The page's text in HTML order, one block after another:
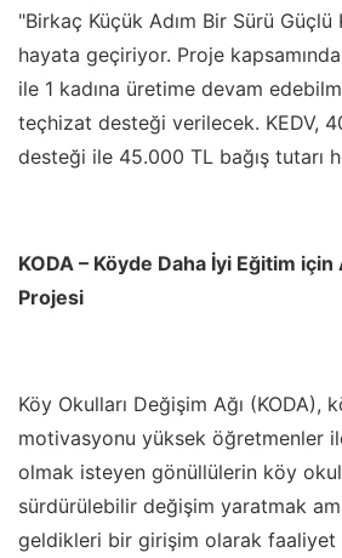
"Birkaç Küçük Adım Bir Sürü Güçlü
hayata geçiriyor. Proje
ile 1 kadına üretime devam
teçhizat desteği verilecek. KEDV, 40
desteği ile 45.000 TL bağış tutarı
KODA – Köyde Daha İyi Eğitim için
Projesi
Köy Okulları Değişim Ağı (KODA),
motivasyonu yüksek öğretmenler
olmak isteyen gönüllülerin köy
sürdürülebilir değişim yaratmak
geldikleri bir girişim olarak faaliyet